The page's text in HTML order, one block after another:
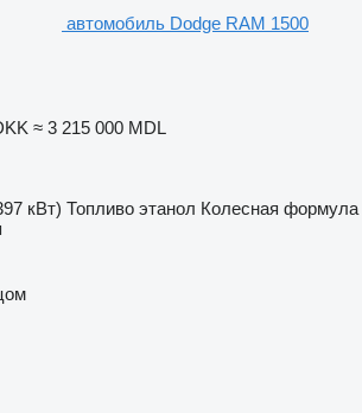
автомобиль Dodge RAM 1500
≈ 3 215 000 MDL
кВт) Топливо этанол Колесная формула